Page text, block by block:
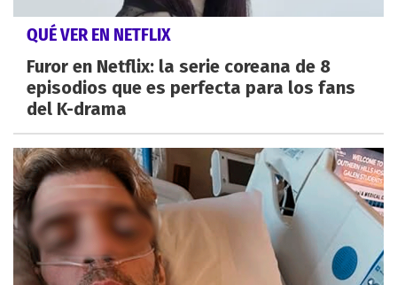
QUÉ VER EN NETFLIX
Furor en Netflix: la serie coreana de 8
episodios que es perfecta para los fans
del K-drama